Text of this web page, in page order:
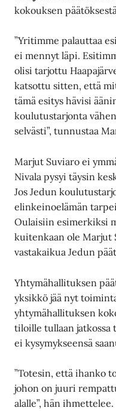
kokouksen
”Yritimme palauttaa
ei mennyt läpi.
olisi tarjottu
katsottu sitten, että
tämä esitys hävisi
koulutustarjonta
selvästi”, tunnustaa
Marjut Suviaro ei
Nivala pysyi täysin
Jos Jedun
elinkeinoelämän
Oulaisiin esimerkiksi
kuitenkaan ole Marjut
vastakaikua Jedun
Yhtymähallituksen
yksikkö jää nyt
yhtymähallituksen
tiloille tullaan jatkossa
ei kysymykseensä
”Totesin, että ihanko
johon on juuri
alalle”, hän ihmettelee.